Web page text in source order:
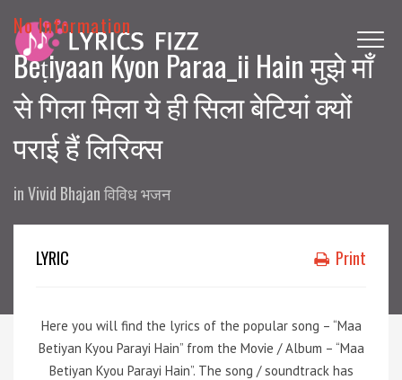
No Information
Beṭiyaan Kyon Paraa_ii Hain मुझे माँ
से गिला मिला ये ही सिला बेटियां क्यों
पराई हैं लिरिक्स
inVivid Bhajan विविध भजन
LYRIC Print
Here you will find the lyrics of the popular song – “Maa
Betiyan Kyou Parayi Hain” from the Movie / Album – “Maa
Betiyan Kyou Parayi Hain”. The song / soundtrack has